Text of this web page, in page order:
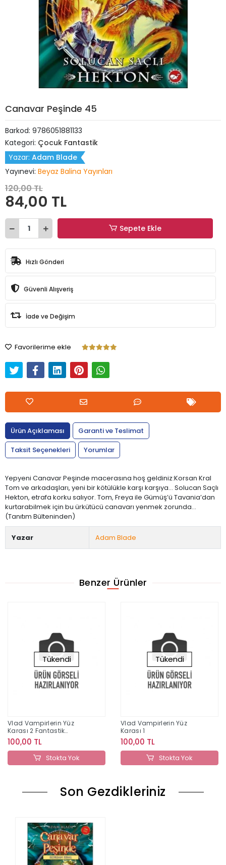
Canavar Peşinde 45
Barkod: 9786051881133
Kategori: Çocuk Fantastik
Yazar: Adam Blade
Yayınevi: Beyaz Balina Yayınları
120,00 TL
84,00 TL
Sepete Ekle
Hızlı Gönderi
Güvenli Alışveriş
İade ve Değişim
Favorilerime ekle
Ürün Açıklaması
Garanti ve Teslimat
Taksit Seçenekleri
Yorumlar
Yepyeni Canavar Peşinde macerasına hoş geldiniz:Korsan Kral
Tom ve arkadaşları, yeni bir kötülükle karşı karşıya… Solucan Saçlı
Hekton, etrafa korku salıyor. Tom, Freya ile Gümüş’ü Tavania’dan
kurtarabilmek için bu ürkütücü canavarı yenmek zorunda…
(Tanıtım Bülteninden)
Yazar Adam Blade
Benzer Ürünler
Tükendi
Vlad Vampirlerin Yüz
Karası 2 Fantastik
Arkadaşlar
100,00 TL
Stokta Yok
Tükendi
Vlad Vampirlerin Yüz
Karası 1
100,00 TL
Stokta Yok
Son Gezdikleriniz